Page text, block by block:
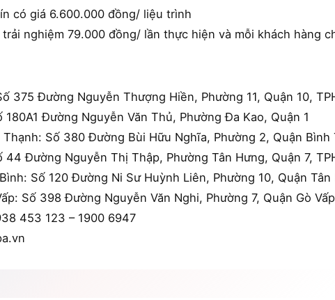
có giá 6.600.000 đồng/ liệu trình
trải nghiệm 79.000 đồng/ lần thực hiện và mỗi khách hàng
375 Đường Nguyễn Thượng Hiền, Phường 11, Quận 10,
180A1 Đường Nguyễn Văn Thủ, Phường Đa Kao, Quận 1
Thạnh: Số 380 Đường Bùi Hữu Nghĩa, Phường 2, Quận Bình
44 Đường Nguyễn Thị Thập, Phường Tân Hưng, Quận 7,
Số 120 Đường Ni Sư Huỳnh Liên, Phường 10, Quận Tân
Số 398 Đường Nguyễn Văn Nghi, Phường 7, Quận Gò Vấp
453 123 – 1900 6947